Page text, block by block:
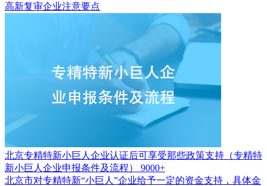
高新复审企业注意要点
北京专精特新小巨人企业认证后可享受那些政策支持（专精特
新小巨人企业申报条件及流程）
9000+
北京市对专精特新“小巨人”企业给予一定的资金支持，具体金